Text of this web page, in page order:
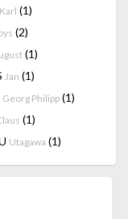
Karl (1)
(2)
(1)
Jan (1)
Georg Philipp (1)
(1)
Utagawa (1)